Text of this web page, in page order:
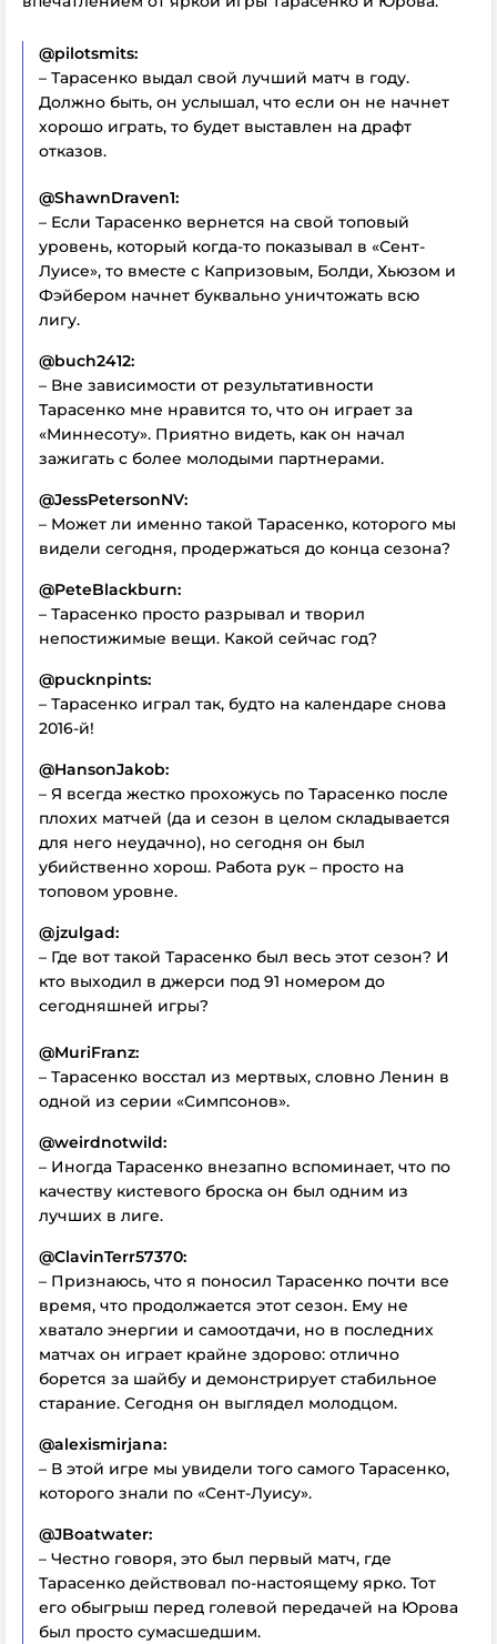
@pilotsmits:
– Тарасенко выдал свой лучший матч в году.
Должно быть, он услышал, что если он не начнет
хорошо играть, то будет выставлен на драфт
отказов.
@ShawnDraven1:
– Если Тарасенко вернется на свой топовый
уровень, который когда-то показывал в «Сент-
Луисе», то вместе с Капризовым, Болди, Хьюзом и
Фэйбером начнет буквально уничтожать всю
лигу.
@buch2412:
– Вне зависимости от результативности
Тарасенко мне нравится то, что он играет за
«Миннесоту». Приятно видеть, как он начал
зажигать с более молодыми партнерами.
@JessPetersonNV:
– Может ли именно такой Тарасенко, которого мы
видели сегодня, продержаться до конца сезона?
@PeteBlackburn:
– Тарасенко просто разрывал и творил
непостижимые вещи. Какой сейчас год?
@pucknpints:
– Тарасенко играл так, будто на календаре снова
2016-й!
@HansonJakob:
– Я всегда жестко прохожусь по Тарасенко после
плохих матчей (да и сезон в целом складывается
для него неудачно), но сегодня он был
убийственно хорош. Работа рук – просто на
топовом уровне.
@jzulgad:
– Где вот такой Тарасенко был весь этот сезон? И
кто выходил в джерси под 91 номером до
сегодняшней игры?
@MuriFranz:
– Тарасенко восстал из мертвых, словно Ленин в
одной из серии «Симпсонов».
@weirdnotwild:
– Иногда Тарасенко внезапно вспоминает, что по
качеству кистевого броска он был одним из
лучших в лиге.
@ClavinTerr57370:
– Признаюсь, что я поносил Тарасенко почти все
время, что продолжается этот сезон. Ему не
хватало энергии и самоотдачи, но в последних
матчах он играет крайне здорово: отлично
борется за шайбу и демонстрирует стабильное
старание. Сегодня он выглядел молодцом.
@alexismirjana:
– В этой игре мы увидели того самого Тарасенко,
которого знали по «Сент-Луису».
@JBoatwater:
– Честно говоря, это был первый матч, где
Тарасенко действовал по-настоящему ярко. Тот
его обыгрыш перед голевой передачей на Юрова
был просто сумасшедшим.